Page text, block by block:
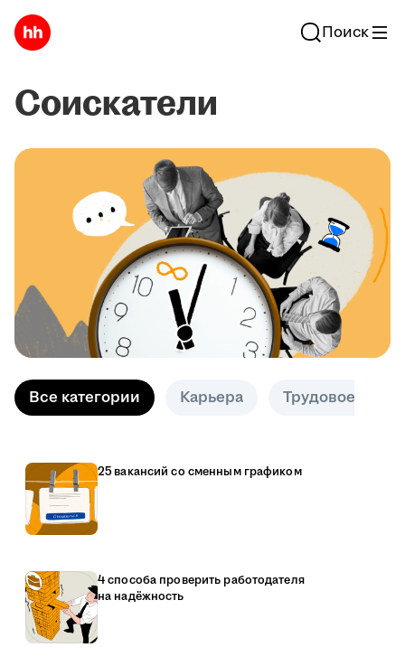
Поиск
Соискатели
Все категории Карьера Трудовое право
25 вакансий со сменным графиком
4 способа проверить работодателя
на надёжность